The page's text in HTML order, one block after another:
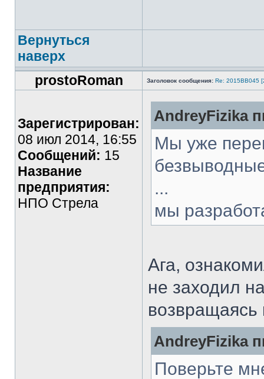
Вернуться
наверх
prostoRoman
Заголовок сообщения: Re: 2015ВВ045
Зарегистрирован:
08 июл 2014, 16:55
Сообщений: 15
Название
предприятия:
НПО Стрела
AndreyFizika
Мы уже
...
мы
Ага,
не заходил
возвращаясь
AndreyFizika
Поверьте